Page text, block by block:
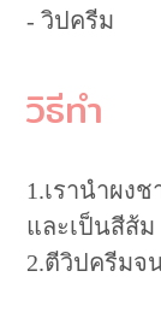
- วิปครีม
วิธีทำ
1.เรานำผง
และเป็นสีส้ม
2.ตีวิปครีมจ